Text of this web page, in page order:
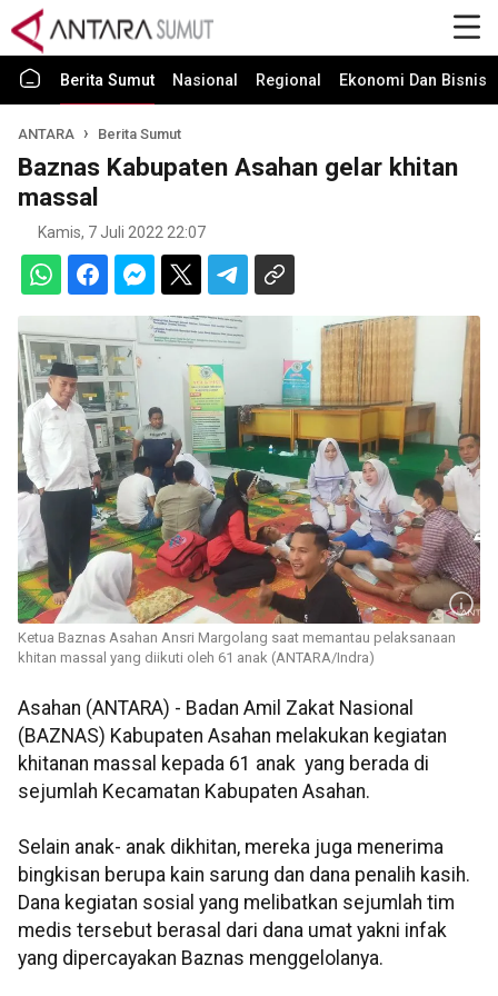
Berita Sumut Nasional Regional Ekonomi Dan Bisnis
ANTARA Berita Sumut
Baznas Kabupaten Asahan gelar khitan
massal
Kamis, 7 Juli 2022 22:07
Ketua Baznas Asahan Ansri Margolang saat memantau pelaksanaan
khitan massal yang diikuti oleh 61 anak (ANTARA/Indra)
Asahan (ANTARA) - Badan Amil Zakat Nasional
(BAZNAS) Kabupaten Asahan melakukan kegiatan
khitanan massal kepada 61 anak yang berada di
sejumlah Kecamatan Kabupaten Asahan.
Selain anak- anak dikhitan, mereka juga menerima
bingkisan berupa kain sarung dan dana penalih kasih.
Dana kegiatan sosial yang melibatkan sejumlah tim
medis tersebut berasal dari dana umat yakni infak
yang dipercayakan Baznas menggelolanya.